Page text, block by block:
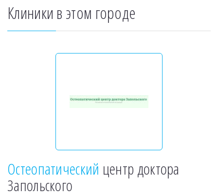
Клиники в этом городе
Остеопатический центр доктора
Запольского